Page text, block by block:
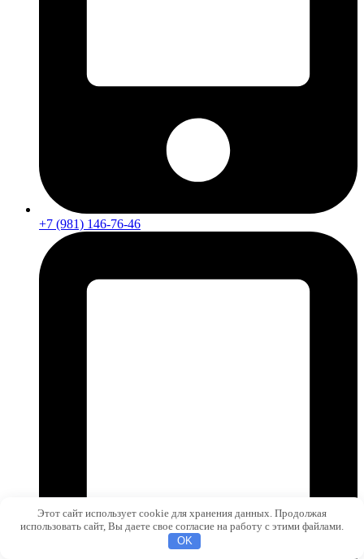
+7 (981) 146-76-46
Этот сайт использует cookie для хранения данных. Продолжая
использовать сайт, Вы даете свое согласие на работу с этими файлами.
OK